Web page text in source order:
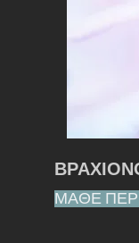
ΜΑΘΕ